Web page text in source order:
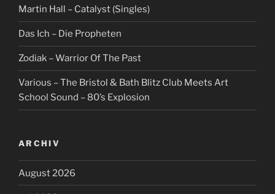
Martin Hall – Catalyst (Singles)
Das Ich – Die Propheten
Zodiak – Warrior Of The Past
Various – The Bristol & Bath Blitz Club Meets Art
School Sound – 80’s Explosion
ARCHIV
August 2026